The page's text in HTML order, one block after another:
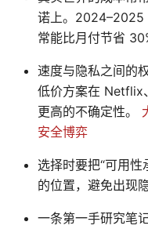
诺上。2024–2025
常能比月付节省
速度与隐私之间的
低价方案在 Netflix
更高的不确定性。
安全博弈
选择时要把“可用性
的位置，避免出现
一条第一手研究笔